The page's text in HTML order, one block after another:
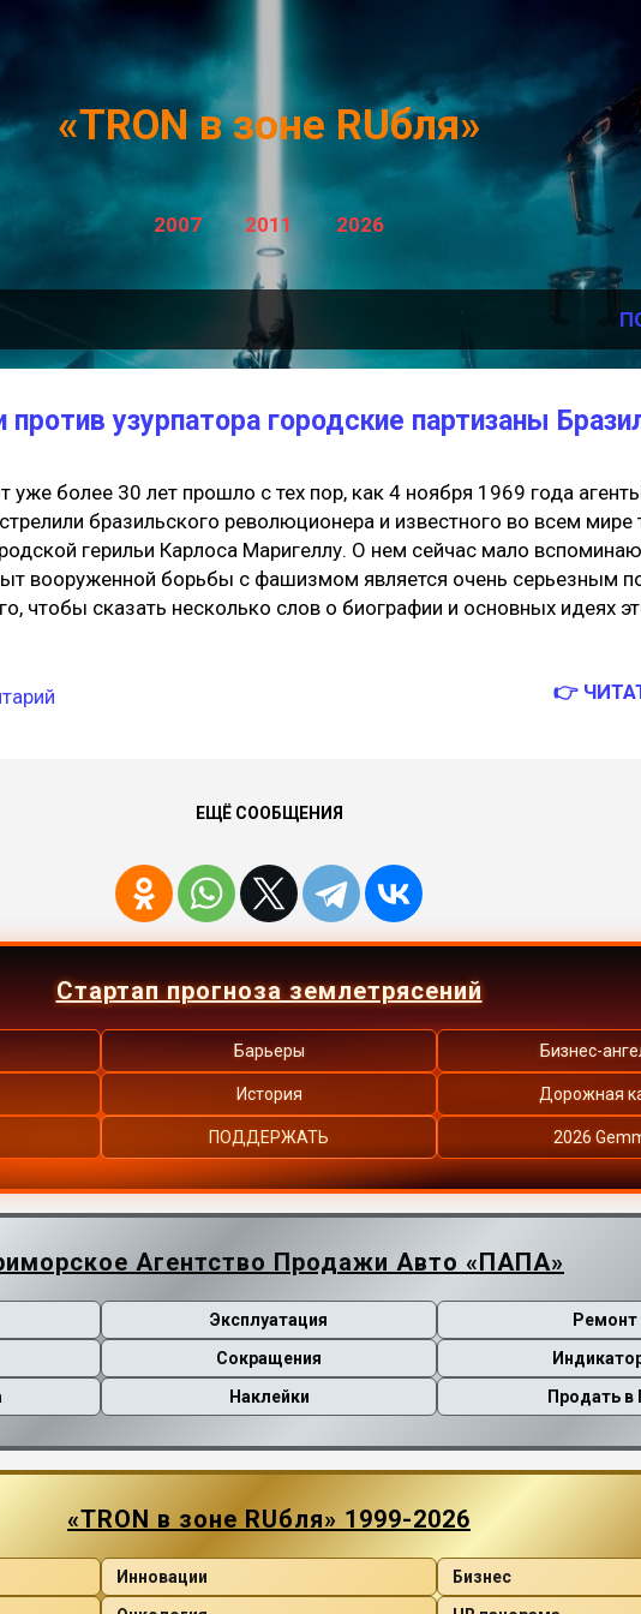
«TRON в зоне RUбля»
2007 2011 2026
против узурпатора городские партизаны
уже более 30 лет прошло с тех пор, как 4 ноября 1969 года
бразильского революционера и известного во всем мире
герильи Карлоса Маригеллу. О нем сейчас мало
вооруженной борьбы с фашизмом является очень серьезным
чтобы сказать несколько слов о биографии и основных идеях
и с тех пор над Бразилией нависла тьма самого
следа), на деятельность прессы были наложены строжайшие
тех, кто казался им красным или...
👉
ЕЩЁ СООБЩЕНИЯ
Стартап прогноза землетрясений
Барьеры
История
ПОДДЕРЖАТЬ
Бизнес-
Дорожная
2026
Агентство Продажи Авто «ПАПА»
Эксплуатация
Сокращения
Наклейки
Ремонт
Продать в
«TRON в зоне RUбля» 1999-2026
Инновации
Бизнес